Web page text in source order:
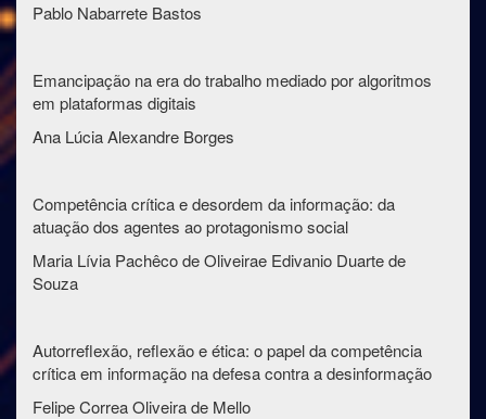
Pablo Nabarrete Bastos
Emancipação na era do trabalho mediado por algoritmos
em plataformas digitais
Ana Lúcia Alexandre Borges
Competência crítica e desordem da informação: da
atuação dos agentes ao protagonismo social
Maria Lívia Pachêco de Oliveirae Edivanio Duarte de
Souza
Autorreflexão, reflexão e ética: o papel da competência
crítica em informação na defesa contra a desinformação
Felipe Correa Oliveira de Mello